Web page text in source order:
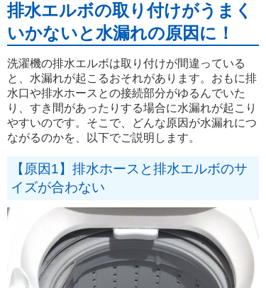
排水エルボの取り付けがうまく
いかないと水漏れの原因に！
洗濯機の排水エルボは取り付けが間違っている
と、水漏れが起こるおそれがあります。おもに排
水口や排水ホースとの接続部分がゆるんでいた
り、すき間があったりする場合に水漏れが起こり
やすいのです。そこで、どんな原因が水漏れにつ
ながるのかを、以下でご説明します。
【原因1】排水ホースと排水エルボのサ
イズが合わない